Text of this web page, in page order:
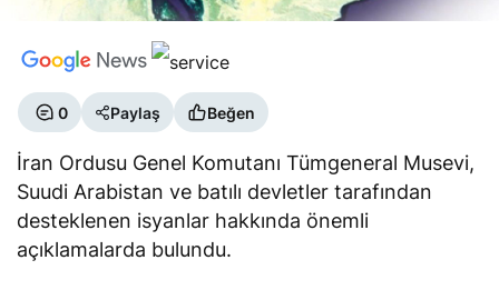
0 Paylaş Beğen
İran Ordusu Genel Komutanı Tümgeneral Musevi,
Suudi Arabistan ve batılı devletler tarafından
desteklenen isyanlar hakkında önemli
açıklamalarda bulundu.